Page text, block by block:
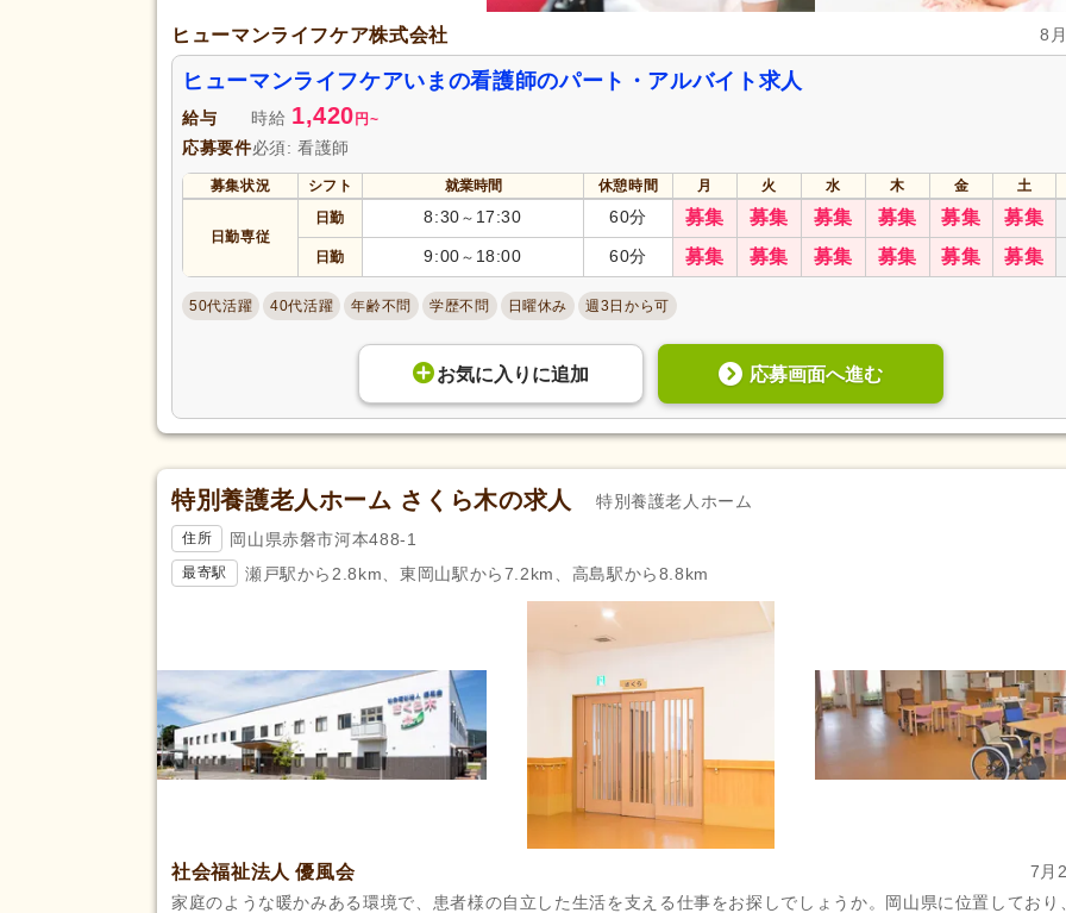
産休あり(968)
看護休暇(445) 夏季休暇(107) 冬季休暇(11)
年末年始休暇 (146)
給与・手当
賞与あり
企業年金(145) 昇給あり(1,256) 復職支援あり(208)
退職金あり (654) 日・祝給与アップ(56) 住宅手当 (208)
資格取得支援あり(117) 通勤手当(1,146) 人事評価制度あり(990)
処遇改善手当(320) 夜勤手当(167) 寮・社宅あり(112)
託児施設あり (237) 資格手当(417)
扶養手当(198) 再雇用制度あり(591) 正社員登用あり
アクセス
ヒューマンライフケア株式会社 8
ヒューマンライフケアいまの看護師のパート・アルバイト求人
給与 時給 1,420 円 ~
応募要件必須: 看護師
募集状況 シフト 就業時間 休憩時間 月 火 水 木 金 土
日勤専従
日勤 8:30 ～ 17:30 60分 募集 募集 募集 募集 募集 募集
日勤 9:00 ～ 18:00 60分 募集 募集 募集 募集 募集 募集
50代活躍 40代活躍 年齢不問 学歴不問 日曜休み 週3日から可
お気に入り に追加 応募画面へ進む
特別養護老人ホーム さくら木の求人 特別養護老人ホーム
住所 岡山県赤磐市河本488-1
最寄駅 瀬戸駅から2.8km、東岡山駅から7.2km、高島駅から8.8km
社会福祉法人 優風会
7月
家庭のような暖かみある環境で、患者様の自立した生活を支える仕事をお探しでしょうか。岡山県に位置しており